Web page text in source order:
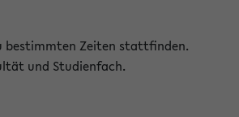
bestimmten Zeiten stattfinden.
und Studienfach.